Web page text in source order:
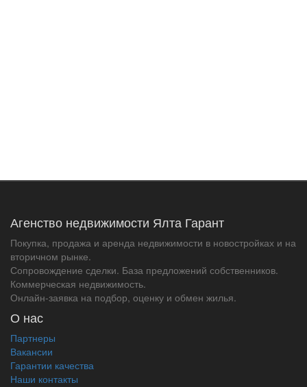
Агенство недвижимости Ялта Гарант
Покупка, продажа и аренда недвижимости в новостройках и на
вторичном рынке.
Сопровождение сделки. База предложений собственников.
Коммерческая недвижимость.
Онлайн-заявка на подбор, оценку и обмен жилья.
О нас
Партнеры
Вакансии
Гарантии качества
Наши контакты